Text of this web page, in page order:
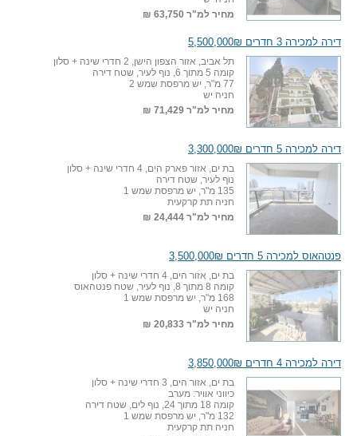
מחיר למ"ר 63,750 ₪
דירה למכירה 3 חדרים 5,500,000₪
תל אביב, אזור הצפון הישן, 2 חדרי שינה + סלון
קומה 5 מתוך 6, נוף לעיר, שטח דירה
77 מ"ר, יש מרפסת שמש 2
חניה יש
מחיר למ"ר 71,429 ₪
דירה למכירה 5 חדרים 3,300,000₪
בת ים, אזור פארק הים, 4 חדרי שינה + סלון
נוף לעיר, שטח דירה
135 מ"ר, יש מרפסת שמש 1
חניה תת קרקעית
מחיר למ"ר 24,444 ₪
פנטהאוס למכירה 5 חדרים 3,500,000₪
בת ים, אזור הים, 4 חדרי שינה + סלון
קומה 8 מתוך 8, נוף לעיר, שטח פנטהאוס
168 מ"ר, יש מרפסת שמש 1
חניה יש
מחיר למ"ר 20,833 ₪
דירה למכירה 4 חדרים 3,850,000₪
בת ים, אזור הים, 3 חדרי שינה + סלון
כיווני אוויר: מערב
קומה 18 מתוך 24, נוף לים, שטח דירה
132 מ"ר, יש מרפסת שמש 1
חניה תת קרקעית